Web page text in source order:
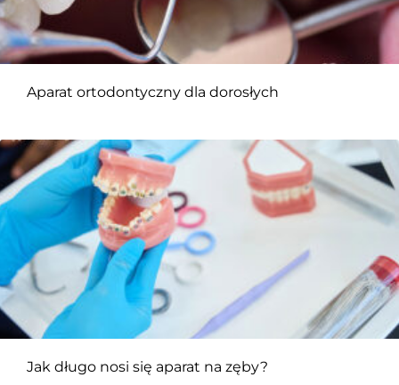
Aparat ortodontyczny dla dorosłych
Jak długo nosi się aparat na zęby?